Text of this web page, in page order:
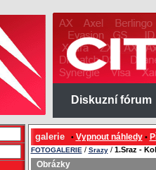
Diskuzní fórum
galerie• Vypnout náhledy•
FOTOGALERIE / Srazy/ 1.Sraz -
Obrázky